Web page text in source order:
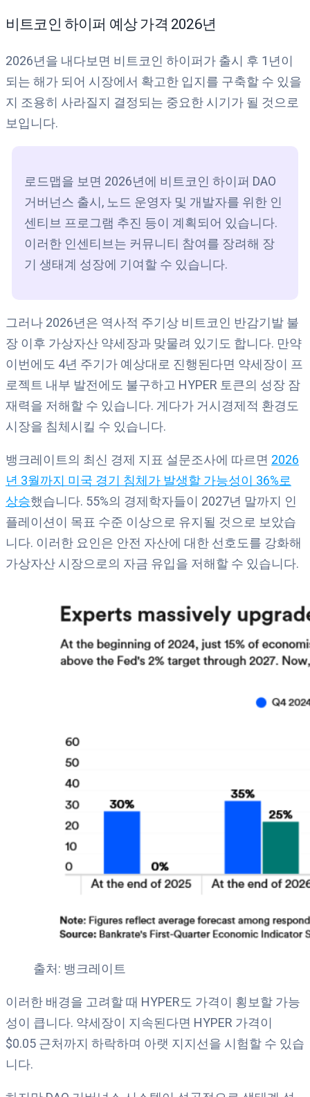
비트코인 하이퍼 예상 가격 2026년
2026년을 내다보면 비트코인 하이퍼가 출시 후 1년이
되는 해가 되어 시장에서 확고한 입지를 구축할 수 있을
지 조용히 사라질지 결정되는 중요한 시기가 될 것으로
보입니다.
로드맵을 보면 2026년에 비트코인 하이퍼 DAO
거버넌스 출시, 노드 운영자 및 개발자를 위한 인
센티브 프로그램 추진 등이 계획되어 있습니다.
이러한 인센티브는 커뮤니티 참여를 장려해 장
기 생태계 성장에 기여할 수 있습니다.
그러나 2026년은 역사적 주기상 비트코인 반감기발 불
장 이후 가상자산 약세장과 맞물려 있기도 합니다. 만약
이번에도 4년 주기가 예상대로 진행된다면 약세장이 프
로젝트 내부 발전에도 불구하고 HYPER 토큰의 성장 잠
재력을 저해할 수 있습니다. 게다가 거시경제적 환경도
시장을 침체시킬 수 있습니다.
뱅크레이트의 최신 경제 지표 설문조사에 따르면 2026
년 3월까지 미국 경기 침체가 발생할 가능성이 36%로
상승했습니다. 55%의 경제학자들이 2027년 말까지 인
플레이션이 목표 수준 이상으로 유지될 것으로 보았습
니다. 이러한 요인은 안전 자산에 대한 선호도를 강화해
가상자산 시장으로의 자금 유입을 저해할 수 있습니다.
출처: 뱅크레이트
이러한 배경을 고려할 때 HYPER도 가격이 횡보할 가능
성이 큽니다. 약세장이 지속된다면 HYPER 가격이
$0.05 근처까지 하락하며 아랫 지지선을 시험할 수 있습
니다.